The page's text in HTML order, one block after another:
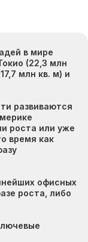
в мире
(22,3 млн
млн кв. м) и
развиваются
роста или уже
время как
офисных
роста, либо